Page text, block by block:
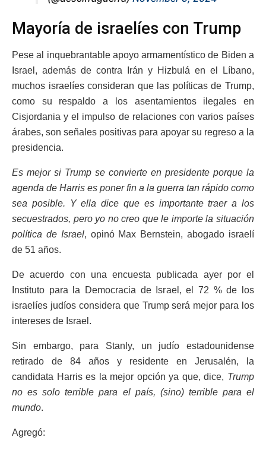
Mayoría de israelíes con Trump
Pese al inquebrantable apoyo armamentístico de Biden a
Israel, además de contra Irán y Hizbulá en el Líbano,
muchos israelíes consideran que las políticas de Trump,
como su respaldo a los asentamientos ilegales en
Cisjordania y el impulso de relaciones con varios países
árabes, son señales positivas para apoyar su regreso a la
presidencia.
Es mejor si Trump se convierte en presidente porque la
agenda de Harris es poner fin a la guerra tan rápido como
sea posible. Y ella dice que es importante traer a los
secuestrados, pero yo no creo que le importe la situación
política de Israel, opinó Max Bernstein, abogado israelí
de 51 años.
De acuerdo con una encuesta publicada ayer por el
Instituto para la Democracia de Israel, el 72 % de los
israelíes judíos considera que Trump será mejor para los
intereses de Israel.
Sin embargo, para Stanly, un judío estadounidense
retirado de 84 años y residente en Jerusalén, la
candidata Harris es la mejor opción ya que, dice, Trump
no es solo terrible para el país, (sino) terrible para el
mundo.
Agregó: